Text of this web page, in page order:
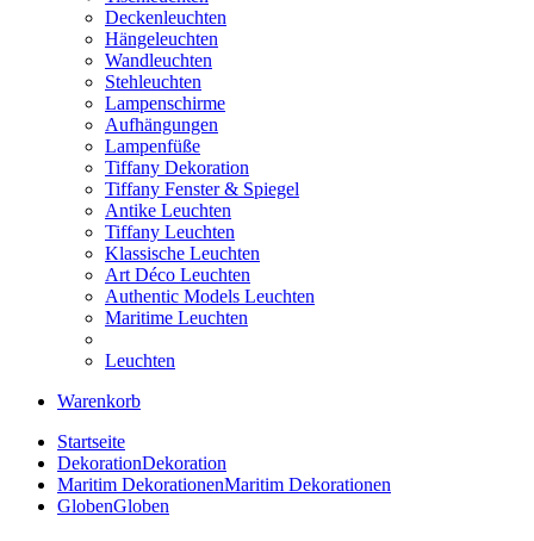
Deckenleuchten
Hängeleuchten
Wandleuchten
Stehleuchten
Lampenschirme
Aufhängungen
Lampenfüße
Tiffany Dekoration
Tiffany Fenster & Spiegel
Antike Leuchten
Tiffany Leuchten
Klassische Leuchten
Art Déco Leuchten
Authentic Models Leuchten
Maritime Leuchten
Leuchten
Warenkorb
Startseite
DekorationDekoration
Maritim DekorationenMaritim Dekorationen
GlobenGloben